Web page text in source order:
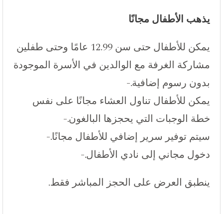
يذهب الأطفال مجانًا
يمكن للأطفال حتى سن 12.99 عامًا وحتى طفلين
مشاركة الغرفة مع الوالدين في الأسرة الموجودة
بدون رسوم إضافية.-
يمكن للأطفال تناول العشاء مجانًا على نفس
خطة الوجبات التي يحجزها البالغون.-
سيتم توفير سرير إضافي للأطفال مجانًا.-
دخول مجاني إلى نادي الأطفال.-
ينطبق العرض على الحجز المباشر فقط.